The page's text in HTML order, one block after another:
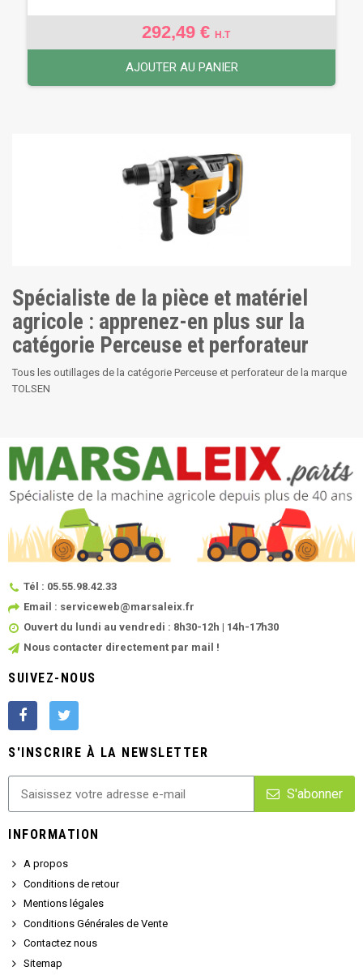
292,49 € H.T
AJOUTER AU PANIER
Spécialiste de la pièce et matériel
agricole : apprenez-en plus sur la
catégorie Perceuse et perforateur
Tous les outillages de la catégorie Perceuse et perforateur de la marque
TOLSEN
Tél : 05.55.98.42.33
Email : serviceweb@marsaleix.fr
Ouvert du lundi au vendredi : 8h30-12h | 14h-17h30
Nous contacter directement par mail !
SUIVEZ-NOUS
S'INSCRIRE À LA NEWSLETTER
S'abonner
INFORMATION
A propos
Conditions de retour
Mentions légales
Conditions Générales de Vente
Contactez nous
Sitemap